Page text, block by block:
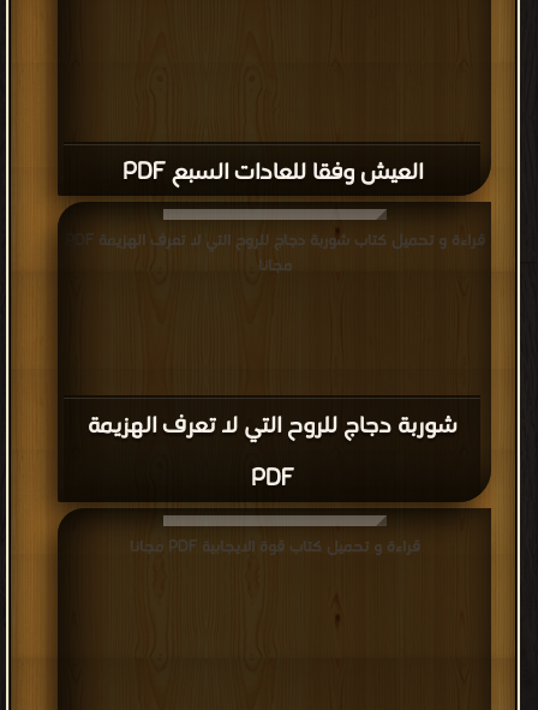
العيش وفقا للعادات السبع PDF
شوربة دجاج للروح التي لا تعرف الهزيمة
PDF
قراءة و تحميل كتاب شوربة دجاج للروح التي لا تعرف الهزيمة PDF
مجانا
قراءة و تحميل كتاب قوة الايجابية PDF مجانا